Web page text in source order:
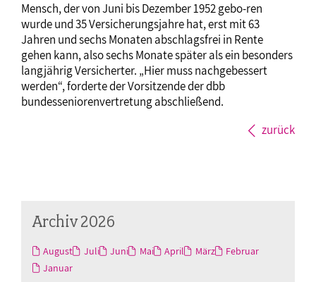
Mensch, der von Juni bis Dezember 1952 gebo-ren
wurde und 35 Versicherungsjahre hat, erst mit 63
Jahren und sechs Monaten abschlagsfrei in Rente
gehen kann, also sechs Monate später als ein besonders
langjährig Versicherter. „Hier muss nachgebessert
werden“, forderte der Vorsitzende der dbb
bundesseniorenvertretung abschließend.
zurück
Archiv 2026
August Juli Juni Mai April März
Februar
Januar